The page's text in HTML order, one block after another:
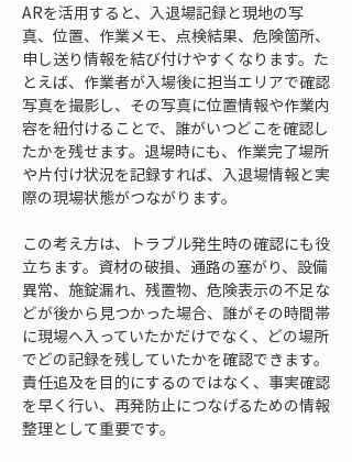
ARを活用すると、入退場記録と現地の写
真、位置、作業メモ、点検結果、危険箇所、
申し送り情報を結び付けやすくなります。た
とえば、作業者が入場後に担当エリアで確認
写真を撮影し、その写真に位置情報や作業内
容を紐付けることで、誰がいつどこを確認し
たかを残せます。退場時にも、作業完了場所
や片付け状況を記録すれば、入退場情報と実
際の現場状態がつながります。
この考え方は、トラブル発生時の確認にも役
立ちます。資材の破損、通路の塞がり、設備
異常、施錠漏れ、残置物、危険表示の不足な
どが後から見つかった場合、誰がその時間帯
に現場へ入っていたかだけでなく、どの場所
でどの記録を残していたかを確認できます。
責任追及を目的にするのではなく、事実確認
を早く行い、再発防止につなげるための情報
整理として重要です。